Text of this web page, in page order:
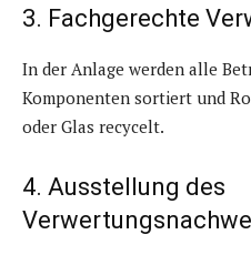
3. Fachgerechte
In der Anlage werden alle
Komponenten sortiert und
oder Glas recycelt.
4. Ausstellung des